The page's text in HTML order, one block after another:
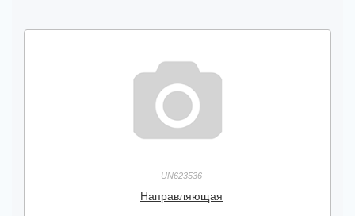
UN623536
Направляющая